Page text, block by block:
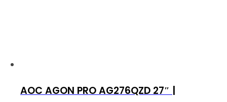
AOC AGON PRO AG276QZD 27″ |